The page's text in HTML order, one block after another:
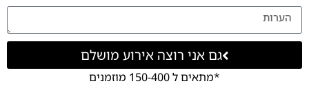
גם אני רוצה אירוע מושלם
*מתאים ל 150-400 מוזמנים